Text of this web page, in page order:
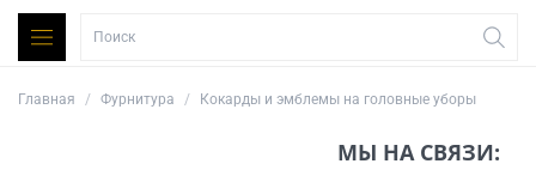
Главная Фурнитура Кокарды и эмблемы на головные уборы
МЫ НА СВЯЗИ: